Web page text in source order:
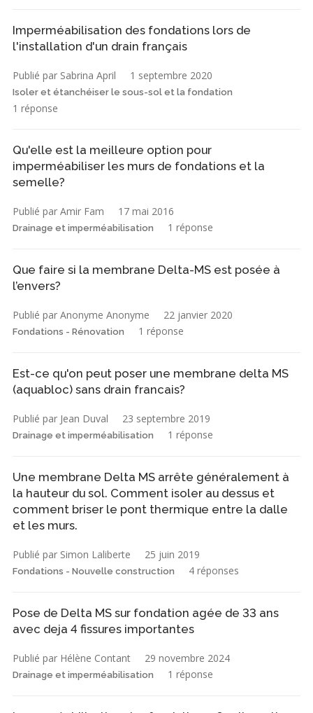
Imperméabilisation des fondations lors de
l'installation d'un drain français
Publié par Sabrina April 1 septembre 2020
Isoler et étanchéiser le sous-sol et la fondation
1 réponse
Qu'elle est la meilleure option pour
imperméabiliser les murs de fondations et la
semelle?
Publié par Amir Fam 17 mai 2016
Drainage et imperméabilisation 1 réponse
Que faire si la membrane Delta-MS est posée à
l’envers?
Publié par Anonyme Anonyme 22 janvier 2020
Fondations - Rénovation 1 réponse
Est-ce qu'on peut poser une membrane delta MS
(aquabloc) sans drain francais?
Publié par Jean Duval 23 septembre 2019
Drainage et imperméabilisation 1 réponse
Une membrane Delta MS arrête généralement à
la hauteur du sol. Comment isoler au dessus et
comment briser le pont thermique entre la dalle
et les murs.
Publié par Simon Laliberte 25 juin 2019
Fondations - Nouvelle construction 4 réponses
Pose de Delta MS sur fondation agée de 33 ans
avec deja 4 fissures importantes
Publié par Hélène Contant 29 novembre 2024
Drainage et imperméabilisation 1 réponse